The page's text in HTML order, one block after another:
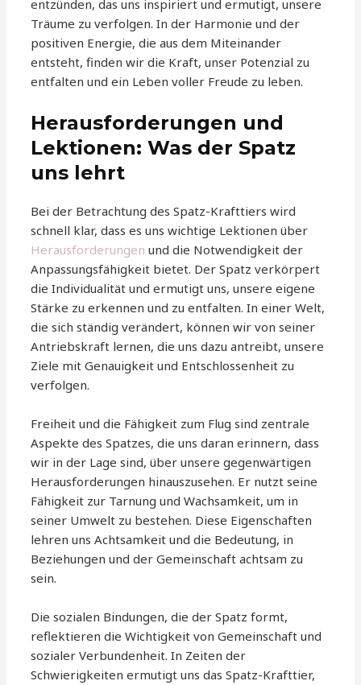
entzünden, das uns inspiriert und ermutigt, unsere
Träume zu verfolgen. In der Harmonie und der
positiven Energie, die aus dem Miteinander
entsteht, finden wir die Kraft, unser Potenzial zu
entfalten und ein Leben voller Freude zu leben.
Herausforderungen und
Lektionen: Was der Spatz
uns lehrt
Bei der Betrachtung des Spatz-Krafttiers wird
schnell klar, dass es uns wichtige Lektionen über
Herausforderungen und die Notwendigkeit der
Anpassungsfähigkeit bietet. Der Spatz verkörpert
die Individualität und ermutigt uns, unsere eigene
Stärke zu erkennen und zu entfalten. In einer Welt,
die sich ständig verändert, können wir von seiner
Antriebskraft lernen, die uns dazu antreibt, unsere
Ziele mit Genauigkeit und Entschlossenheit zu
verfolgen.
Freiheit und die Fähigkeit zum Flug sind zentrale
Aspekte des Spatzes, die uns daran erinnern, dass
wir in der Lage sind, über unsere gegenwärtigen
Herausforderungen hinauszusehen. Er nutzt seine
Fähigkeit zur Tarnung und Wachsamkeit, um in
seiner Umwelt zu bestehen. Diese Eigenschaften
lehren uns Achtsamkeit und die Bedeutung, in
Beziehungen und der Gemeinschaft achtsam zu
sein.
Die sozialen Bindungen, die der Spatz formt,
reflektieren die Wichtigkeit von Gemeinschaft und
sozialer Verbundenheit. In Zeiten der
Schwierigkeiten ermutigt uns das Spatz-Krafttier,